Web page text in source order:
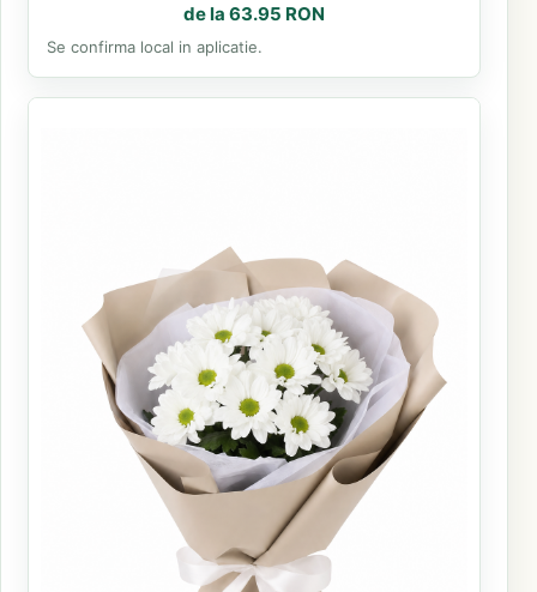
de la 63.95 RON
Se confirma local in aplicatie.